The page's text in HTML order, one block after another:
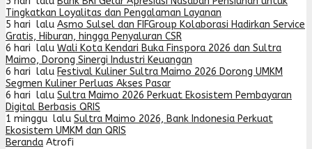
Tingkatkan Loyalitas dan Pengalaman Layanan
5 hari lalu Asmo Sulsel dan FIFGroup Kolaborasi Hadirkan Service
Gratis, Hiburan, hingga Penyaluran CSR
6 hari lalu Wali Kota Kendari Buka Finspora 2026 dan Sultra
Maimo, Dorong Sinergi Industri Keuangan
6 hari lalu Festival Kuliner Sultra Maimo 2026 Dorong UMKM
Segmen Kuliner Perluas Akses Pasar
6 hari lalu Sultra Maimo 2026 Perkuat Ekosistem Pembayaran
Digital Berbasis QRIS
1 minggu lalu Sultra Maimo 2026, Bank Indonesia Perkuat
Ekosistem UMKM dan QRIS
Beranda Atrofi